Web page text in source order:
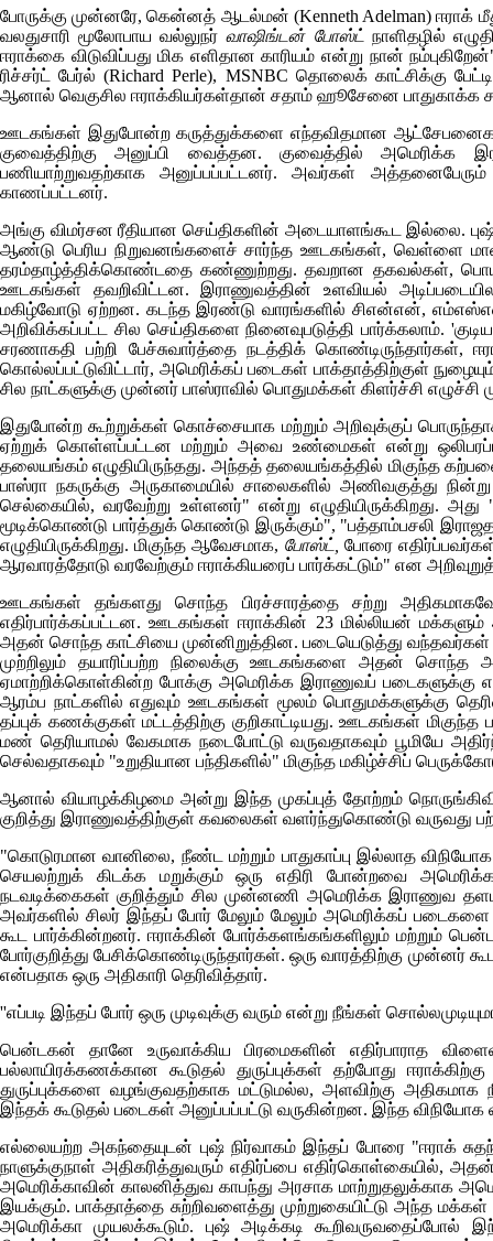
போருக்கு முன்னரே, கென்னத் ஆடல்மன் (Kenneth Adelman) ஈராக்
வலதுசாரி மூலோபாய வல்லுநர்வாஷிங்டன் போஸ்ட் நாளிதழில்
ஈராக்கை விடுவிப்பது மிக எளிதான காரியம் என்று நான்
ரிச்சர்ட் பேர்ல் (Richard Perle), MSNBC தொலைக் காட்சிக்கு
ஆனால் வெகுசில ஈராக்கியர்கள்தான் சதாம் ஹூசேனை பாதுகாக்க
ஊடகங்கள் இதுபோன்ற கருத்துக்களை எந்தவிதமான
குவைத்திற்கு அனுப்பி வைத்தன. குவைத்தில் அமெரிக்க
பணியாற்றுவதற்காக அனுப்பப்பட்டனர். அவர்கள் அத்தனைபேரும்
காணப்பட்டனர்.
அங்கு விமர்சன ரீதியான செய்திகளின் அடையாளங்கூட இல்லை.
ஆண்டு பெரிய நிறுவனங்களைச் சார்ந்த ஊடகங்கள், வெள்ளை
தரம்தாழ்த்திக்கொண்டதை கண்ணுற்றது. தவறான தகவல்கள், பொய்
ஊடகங்கள் தவறிவிட்டன. இராணுவத்தின் உளவியல்
மகிழ்வோடு ஏற்றன. கடந்த இரண்டு வாரங்களில் சிஎன்என்,
அறிவிக்கப்பட்ட சில செய்திகளை நினைவுபடுத்தி பார்க்கலாம்.
சரணாகதி பற்றி பேச்சுவார்த்தை நடத்திக் கொண்டிருந்தார்கள்,
கொல்லப்பட்டுவிட்டார், அமெரிக்கப் படைகள் பாக்தாத்திற்குள்
சில நாட்களுக்கு முன்னர் பாஸ்ராவில் பொதுமக்கள் கிளர்ச்சி
இதுபோன்ற கூற்றுக்கள் கொச்சையாக மற்றும் அறிவுக்குப்
ஏற்றுக் கொள்ளப்பட்டன மற்றும் அவை உண்மைகள் என்று
தலையங்கம் எழுதியிருந்தது. அந்தத் தலையங்கத்தில் மிகுந்த
பாஸ்ரா நகருக்கு அருகாமையில் சாலைகளில் அணிவகுத்து
செல்கையில், வரவேற்று உள்ளனர்" என்று
மூடிக்கொண்டு பார்த்துக் கொண்டு இருக்கும்", "பத்தாம்பசலி
எழுதியிருக்கிறது. மிகுந்த ஆவேசமாக, போஸ்ட்,
போரை
ஆரவாரத்தோடு வரவேற்கும் ஈராக்கியரைப் பார்க்கட்டும்" என
ஊடகங்கள் தங்களது சொந்த பிரச்சாரத்தை சற்று அதிகமாகவே
எதிர்பார்க்கப்பட்டன. ஊடகங்கள் ஈராக்கின் 23 மில்லியன்
அதன் சொந்த காட்சியை முன்னிறுத்தின. படையெடுத்து வந்தவர்கள்
முற்றிலும் தயாரிப்பற்ற நிலைக்கு ஊடகங்களை அதன்
ஏமாற்றிக்கொள்கின்ற போக்கு அமெரிக்க இராணுவப் படைகளுக்கு
ஆரம்ப நாட்களில் எதுவும் ஊடகங்கள் மூலம் பொதுமக்களுக்கு
தப்புக் கணக்குகள் மட்டத்திற்கு குறிகாட்டியது. ஊடகங்கள்
மண் தெரியாமல் வேகமாக நடைபோட்டு வருவதாகவும் பூமியே
செல்வதாகவும் "உறுதியான பந்திகளில்" மிகுந்த மகிழ்ச்சிப்
ஆனால் வியாழக்கிழமை அன்று இந்த முகப்புத் தோற்றம்
குறித்து இராணுவத்திற்குள் கவலைகள் வளர்ந்துகொண்டு வருவது
"கொடுரமான வானிலை, நீண்ட மற்றும் பாதுகாப்பு இல்லாத
செயலற்றுக் கிடக்க மறுக்கும் ஒரு எதிரி போன்றவை
நடவடிக்கைகள் குறித்தும் சில முன்னணி அமெரிக்க இராணுவ
அவர்களில் சிலர் இந்தப் போர் மேலும் மேலும் அமெரிக்கப்
கூட பார்க்கின்றனர். ஈராக்கின் போர்க்களங்கங்களிலும் மற்றும்
போர்குறித்து பேசிக்கொண்டிருந்தார்கள். ஒரு வாரத்திற்கு
என்பதாக ஒரு அதிகாரி தெரிவித்தார்.
''எப்படி இந்தப் போர் ஒரு முடிவுக்கு வரும் என்று நீங்கள்
பென்டகன் தானே உருவாக்கிய பிரமைகளின் எதிர்பாராத
பல்லாயிரக்கணக்கான கூடுதல் துருப்புக்கள் தற்போது
துருப்புக்களை வழங்குவதற்காக மட்டுமல்ல, அளவிற்கு அதிகமாக
இந்தக் கூடுதல் படைகள் அனுப்பப்பட்டு வருகின்றன. இந்த
எல்லையற்ற அகந்தையுடன் புஷ் நிர்வாகம் இந்தப் போரை "ஈராக்
நாளுக்குநாள் அதிகரித்துவரும் எதிர்ப்பை எதிர்கொள்கையில்,
அமெரிக்காவின் காலனித்துவ காபந்து அரசாக மாற்றுதலுக்காக
இயக்கும். பாக்தாத்தை சுற்றிவளைத்து முற்றுகையிட்டு அந்த
அமெரிக்கா முயலக்கூடும். புஷ் அடிக்கடி